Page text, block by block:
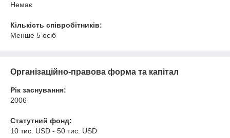
Немає
Кількість співробітників:
Менше 5 осіб
Організаційно-правова форма та капітал
Рік заснування:
2006
Статутний фонд:
10 тис. USD - 50 тис. USD